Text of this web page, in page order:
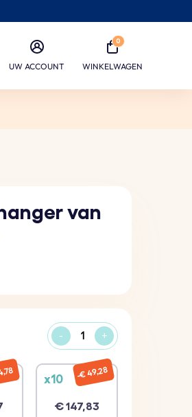
UW ACCOUNT
0
WINKELWAGEN
van
- +
x10
€ 147,83
€ 49,28